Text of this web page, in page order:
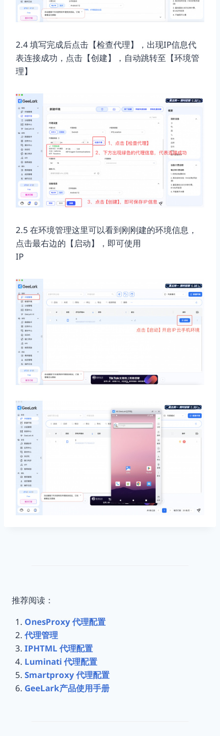
2.4 填写完成后点击【检查代理】，出现IP信息代
表连接成功，点击【创建】，自动跳转至【环境管
理】
2.5 在环境管理这里可以看到刚刚建的环境信息，
点击最右边的【启动】，即可使用
IP
推荐阅读：
OnesProxy 代理配置
代理管理
IPHTML 代理配置
Luminati 代理配置
Smartproxy 代理配置
GeeLark产品使用手册